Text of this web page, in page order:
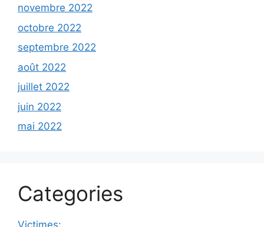
novembre 2022
octobre 2022
septembre 2022
août 2022
juillet 2022
juin 2022
mai 2022
Categories
Victimes: